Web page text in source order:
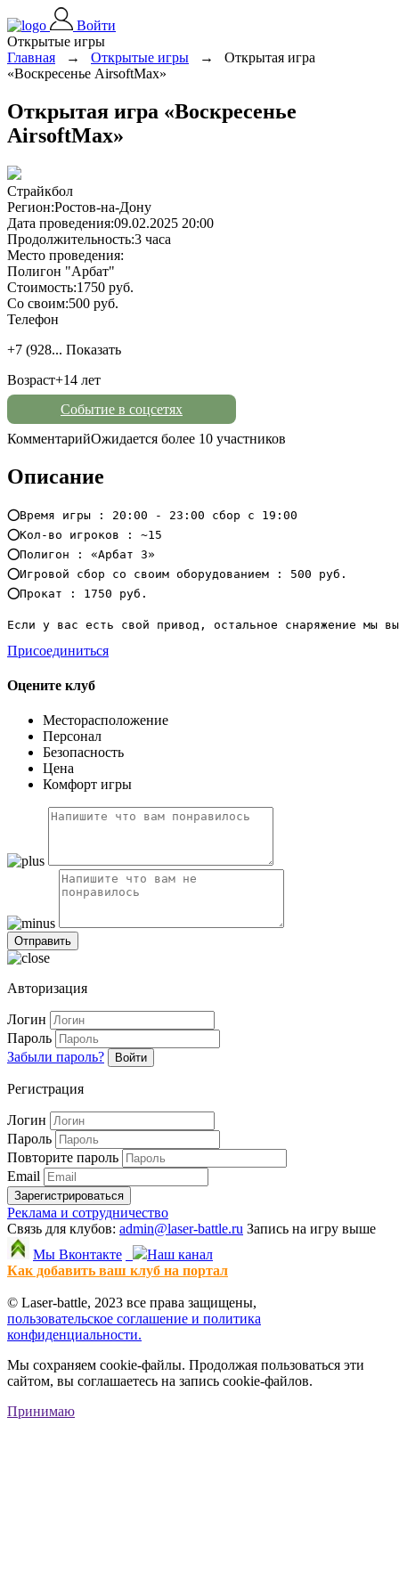
Войти
Открытые игры
Главная
→ Открытые игры →
Открытая игра
«Воскресенье AirsoftMax»
Открытая игра «Воскресенье
AirsoftMax»
Страйкбол
Регион:Ростов-на-Дону
Дата проведения:09.02.2025 20:00
Продолжительность:3 часа
Место проведения:
Полигон "Арбат"
Стоимость:1750 руб.
Со своим:500 руб.
Телефон
+7 (928... Показать
Возраст+14 лет
Событие в соцсетях
КомментарийОжидается более 10 участников
Описание
⭕Время игры : 20:00 - 23:00 сбор с 19:00
⭕Кол-во игроков : ~15
⭕Полигон : «Арбат 3»
⭕Игровой сбор со своим оборудованием : 500 руб.
⭕Прокат : 1750 руб.
Если у вас есть свой привод, остальное снаряжение мы
Присоединиться
Оцените клуб
Месторасположение
Персонал
Безопасность
Цена
Комфорт игры
Авторизация
Логин
Пароль
Забыли пароль?
Войти
Регистрация
Логин
Пароль
Повторите пароль
Email
Зарегистрироваться
Реклама и сотрудничество
Связь для клубов: admin@laser-battle.ru Запись на игру выше
Мы Вконтакте
Наш канал
Как добавить ваш клуб на портал
© Laser-battle, 2023 все права защищены,
пользовательское соглашение и политика
конфиденциальности.
Мы сохраняем cookie-файлы. Продолжая пользоваться эти
сайтом, вы соглашаетесь на запись cookie-файлов.
Принимаю